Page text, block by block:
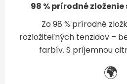
98 % prírodné
Zo 98 % prírodné
rozložiteľných tenzidov –
farbív. S príjemnou
🌍